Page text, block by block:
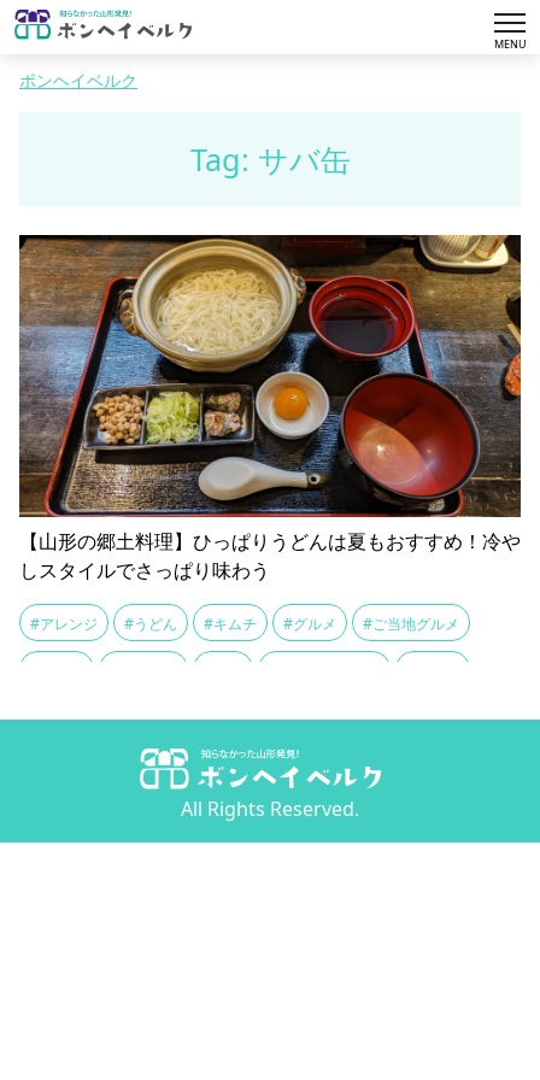
MENU
ボンヘイベルク
Tag: サバ缶
【山形の郷土料理】ひっぱりうどんは夏もおすすめ！冷や
しスタイルでさっぱり味わう
#アレンジ #うどん #キムチ #グルメ #ご当地グルメ
#中華麺 #乾麺 #冬の風物詩 #卵 #地元グルメ #大葉
#山形名物 #栄養 #清涼感
All Rights Reserved.